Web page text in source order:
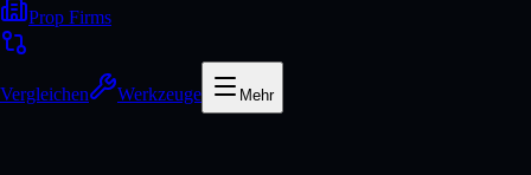
Prop Firms
Vergleichen Werkzeuge Mehr